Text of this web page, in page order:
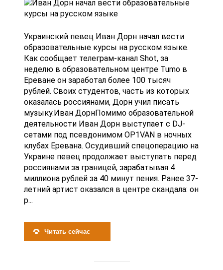
Украинский певец Иван Дорн начал вести
образовательные курсы на русском языке.
Как сообщает телеграм-канал Shot, за
неделю в образовательном центре Tumo в
Ереване он заработал более 100 тысяч
рублей. Своих студентов, часть из которых
оказалась россиянами, Дорн учил писать
музыку.Иван ДорнПомимо образовательной
деятельности Иван Дорн выступает с DJ-
сетами под псевдонимом OP1VAN в ночных
клубах Еревана. Осудивший спецоперацию на
Украине певец продолжает выступать перед
россиянами за границей, зарабатывая 4
миллиона рублей за 40 минут пения. Ранее 37-
летний артист оказался в центре скандала: он
р...
Читать сейчас